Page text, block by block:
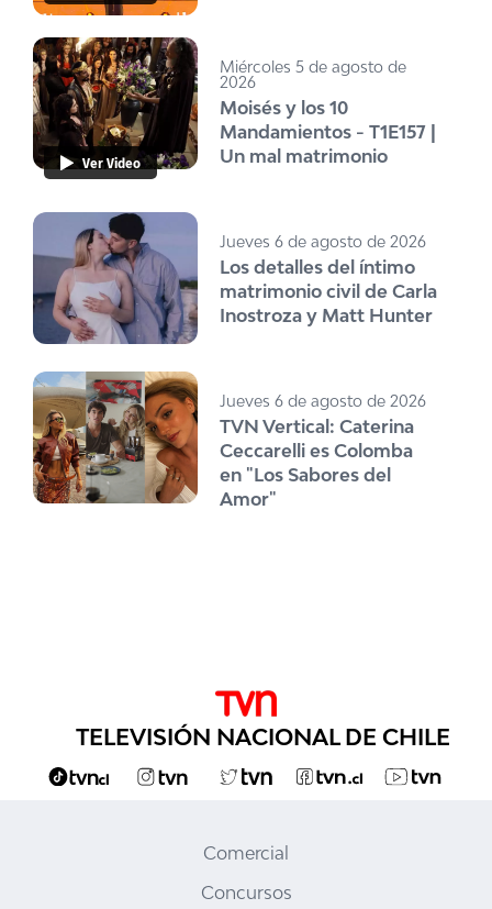
Ver Video
Miércoles 5 de agosto de
2026
Moisés y los 10
Mandamientos - T1E157 |
Un mal matrimonio
Jueves 6 de agosto de 2026
Los detalles del íntimo
matrimonio civil de Carla
Inostroza y Matt Hunter
Jueves 6 de agosto de 2026
TVN Vertical: Caterina
Ceccarelli es Colomba
en "Los Sabores del
Amor"
TELEVISIÓN NACIONAL DE CHILE
Comercial
Concursos